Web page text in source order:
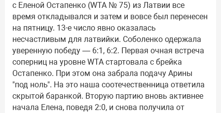
с Еленой Остапенко (WTA № 75) из Латвии все
время откладывался и затем и вовсе был перенесен
на пятницу. 13-е число явно оказалась
несчастливым для латвийки. Соболенко одержала
уверенную победу — 6:1, 6:2. Первая очная встреча
соперниц на уровне WTA стартовала с брейка
Остапенко. При этом она забрала подачу Арины
"под ноль". На это наша соотечественница ответила
скрытой баранкой. Вторую партию вновь активнее
начала Елена, поведя 2:0, и снова получила от